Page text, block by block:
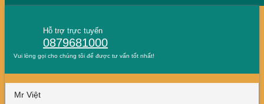
Hỗ trợ trực tuyến
0879681000
Vui lòng gọi cho chúng tôi để được tư vấn tốt nhất!
Mr Việt